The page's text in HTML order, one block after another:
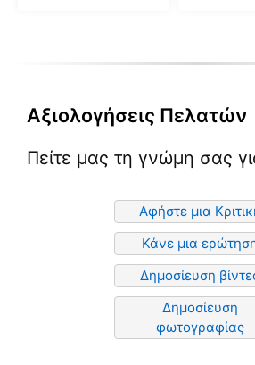
Αξιολογήσεις Πελατών
Πείτε μας τη γνώμη σας
Αφήστε μια
Κάνε μια
Δημοσίευση
Δημοσίευση
φωτογραφίας